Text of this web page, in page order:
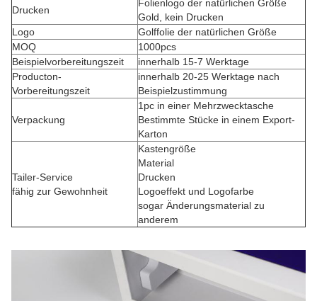
Drucken
Folienlogo der natürlichen Größe
Gold, kein Drucken
Logo
Golffolie der natürlichen Größe
MOQ
1000pcs
Beispielvorbereitungszeit
innerhalb 15-7 Werktage
Producton-
Vorbereitungszeit
innerhalb 20-25 Werktage nach
Beispielzustimmung
Verpackung
1pc in einer Mehrzwecktasche
Bestimmte Stücke in einem Export-
Karton
Tailer-Service
fähig zur Gewohnheit
Kastengröße
Material
Drucken
Logoeffekt und Logofarbe
sogar Änderungsmaterial zu
anderem